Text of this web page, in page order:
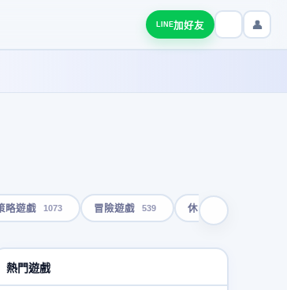
LINE加好友 👤
略遊戲 1073 冒險遊戲 539 休閒遊戲
熱門遊戲